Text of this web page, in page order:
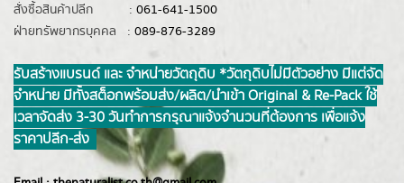
สั่งซื้อสินค้าปลีก : 061-641-1500
ฝ่ายทรัพยากรบุคคล : 089-876-3289
รับสร้างแบรนด์ และ จำหน่ายวัตถุดิบ *วัตถุดิบไม่มีตัวอย่าง มีแต่จัด
จำหน่าย มีทั้งสต็อกพร้อมส่ง/ผลิต/นำเข้า Original & Re-Pack ใช้
เวลาจัดส่ง 3-30 วันทำการ กรุณาแจ้งจำนวนที่ต้องการ เพื่อแจ้ง
ราคาปลีก-ส่ง